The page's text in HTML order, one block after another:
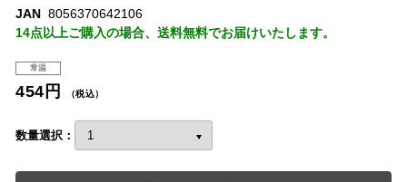
JAN 8056370642106
14点以上ご購入の場合、送料無料でお届けいたします。
常温
454円 （税込）
数量選択：